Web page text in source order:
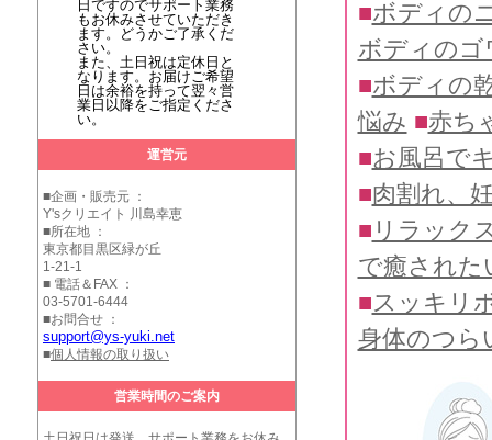
日ですのでサポート業務
もお休みさせていただき
ます。どうかご了承くだ
さい。
また、土日祝は定休日と
なります。お届けご希望
日は余裕を持って翌々営
業日以降をご指定くださ
い。
運営元
■企画・販売元 ：
Y'sクリエイト 川島幸恵
■所在地 ：
東京都目黒区緑が丘
1-21-1
■ 電話＆FAX ：
03-5701-6444
■お問合せ ：
support@ys-yuki.net
■個人情報の取り扱い
営業時間のご案内
■ボディの
ボディのゴ
■ボディの
悩み ■赤ち
■お風呂で
■肉割れ、
■ リラック
で癒された
■スッキリ
身体のつら